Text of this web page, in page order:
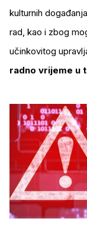
kulturnih
rad, kao i zbog
učinkovitog
radno vrijeme u